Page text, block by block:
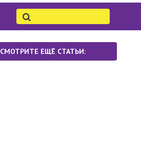
СМОТРИТЕ ЕЩЁ СТАТЬИ: